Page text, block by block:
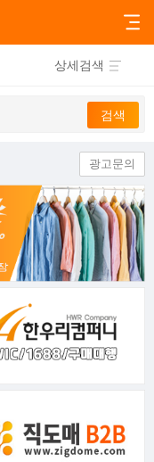
상세검색
광고문의